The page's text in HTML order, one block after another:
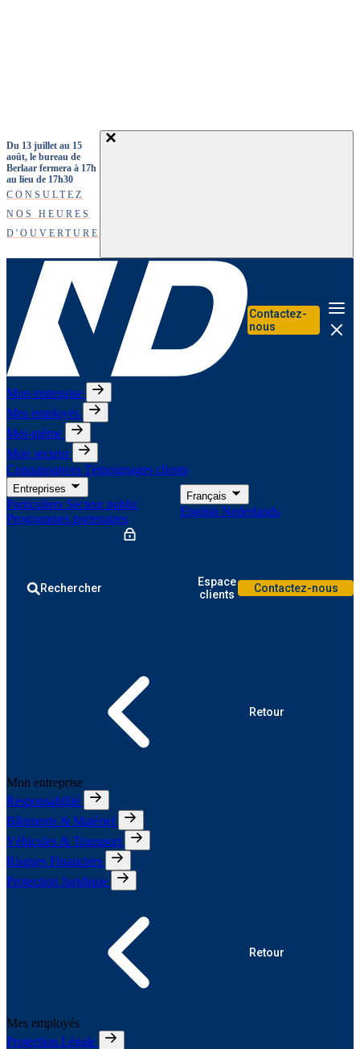
Du 13 juillet au 15
août, le bureau de
Berlaar fermera à 17h
au lieu de 17h30
CONSULTEZ
NOS HEURES
D'OUVERTURE
Contactez-
nous
Mon entreprise
Mes employés
Moi-même
Mon secteur
Connaissances Témoignages clients
Entreprises
Particuliers Secteur public
Programmes partenaires
Français
English Nederlands
Rechercher
Espace
clients
Contactez-nous
Retour
Mon entreprise
Responsabilité
Bâtiments & Matériel
Véhicules & Transport
Risques Financiers
Protection Juridique
Retour
Mes employés
Protection Légale